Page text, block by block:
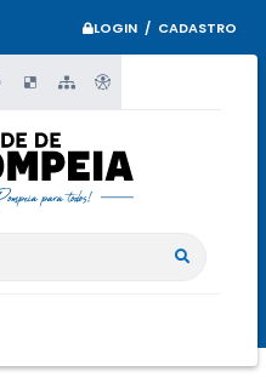
LOGIN / CADASTRO